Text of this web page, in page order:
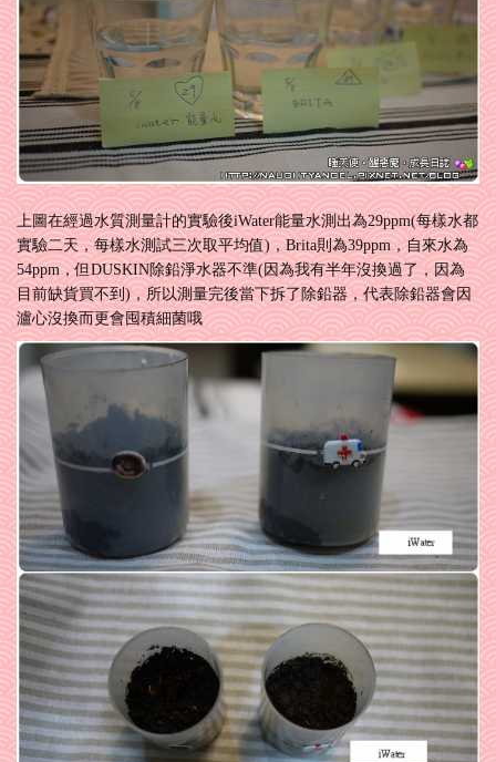
上圖在經過水質測量計的實驗後iWater能量水測出為29ppm(每樣水都
實驗二天，每樣水測試三次取平均值)，Brita則為39ppm，自來水為
54ppm，但DUSKIN除鉛淨水器不準(因為我有半年沒換過了，因為
目前缺貨買不到)，所以測量完後當下拆了除鉛器，代表除鉛器會因
瀘心沒換而更會囤積細菌哦